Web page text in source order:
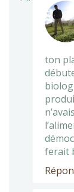
ton
ferait